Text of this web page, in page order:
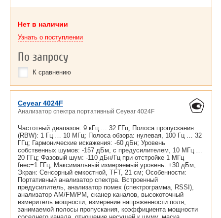
Нет в наличии
Узнать о поступлении
По запросу
К сравнению
Ceyear 4024F
Анализатор спектра портативный Ceyear 4024F
Частотный диапазон: 9 кГц … 32 ГГц; Полоса пропускания
(RBW): 1 Гц … 10 МГц; Полоса обзора: нулевая, 100 Гц … 32
ГГц; Гармонические искажения: -60 дБн; Уровень
собственных шумов: -157 дБм, с предусилителем, 10 МГц …
20 ГГц; Фазовый шум: -110 дБн/Гц при отстройке 1 МГц
fнес=1 ГГц; Максимальный измеряемый уровень: +30 дБм;
Экран: Сенсорный емкостной, TFT, 21 см; Особенности:
Портативный анализатор спектра. Встроенный
предусилитель, анализатор помех (спектрограмма, RSSI),
анализатор AM/FM/PM, сканер каналов, высокоточный
измеритель мощности, измерение напряженности поля,
занимаемой полосы пропускания, коэффициента мощности